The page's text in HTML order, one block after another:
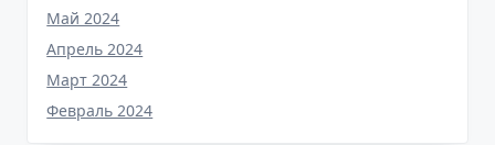
Май 2024
Апрель 2024
Март 2024
Февраль 2024